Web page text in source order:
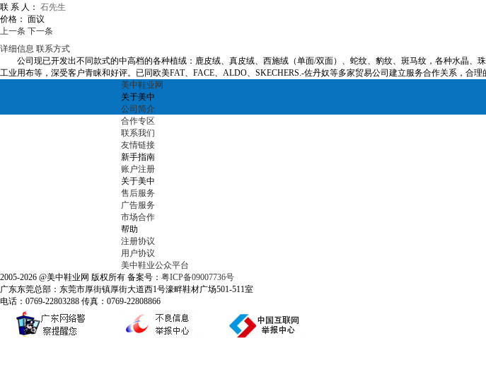
联 系 人： 石先生
价格： 面议
上一条 下一条
详细信息 联系方式
公司现已开发出不同款式的中高档的各种植绒：鹿皮绒、真皮绒、西施绒（单面/双面）、蛇纹、豹纹、斑马纹，各种水晶、
工业用布等，深受客户青睐和好评。已同欧美FAT、FACE、ALDO、SKECHERS.-佐丹奴等多家贸易公司建立服务合作关系，合理
美中鞋业网
关于美中
公司简介
合作专区
联系我们
友情链接
新手指南
账户注册
关于美中
售后服务
广告服务
市场合作
帮助
注册协议
用户协议
美中鞋业公众平台
2005-2026 @美中鞋业网 版权所有 备案号： 粤ICP备09007736号
广东东莞总部：东莞市厚街镇厚街大道西1号濠畔鞋材广场501-511室
电话：0769-22803288 传真：0769-22808866